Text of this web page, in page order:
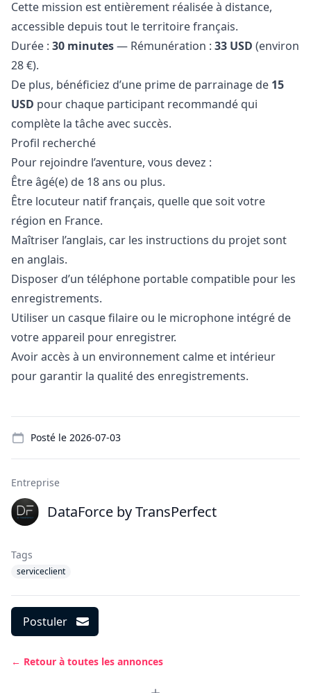
Cette mission est entièrement réalisée à distance,
accessible depuis tout le territoire français.
Durée : 30 minutes— Rémunération : 33 USD (environ
28 €).
De plus, bénéficiez d’une prime de parrainage de 15
USD pour chaque participant recommandé qui
complète la tâche avec succès.
Profil recherché
Pour rejoindre l’aventure, vous devez :
Être âgé(e) de 18 ans ou plus.
Être locuteur natif français, quelle que soit votre
région en France.
Maîtriser l’anglais, car les instructions du projet sont
en anglais.
Disposer d’un téléphone portable compatible pour les
enregistrements.
Utiliser un casque filaire ou le microphone intégré de
votre appareil pour enregistrer.
Avoir accès à un environnement calme et intérieur
pour garantir la qualité des enregistrements.
Posté le 2026-07-03
Entreprise
DataForce by TransPerfect
Tags
serviceclient
Postuler
← Retour à toutes les annonces